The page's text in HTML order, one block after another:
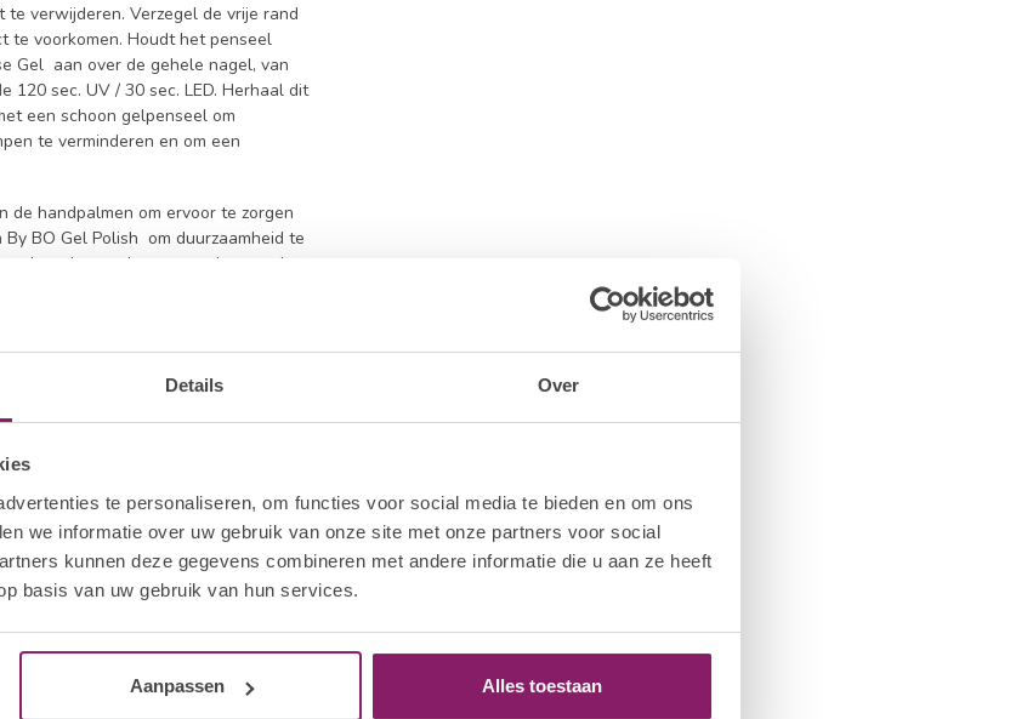
Details Over
te personaliseren, om functies voor social media te bieden en om ons
we informatie over uw gebruik van onze site met onze partners voor social
kunnen deze gegevens combineren met andere informatie die u aan ze heeft
basis van uw gebruik van hun services.
Aanpassen Alles toestaan
verwijderen. Verzegel de vrije rand
te voorkomen. Houdt het penseel
Gel aan over de gehele nagel, van
120 sec. UV / 30 sec. LED. Herhaal dit
een schoon gelpenseel om
te verminderen en om een
de handpalmen om ervoor te zorgen
BO Gel Polish om duurzaamheid te
op de nagel en ga verder naar het
naar de proximale nagelplooi
op de huid komt. Als de gelpolish
van I.Am UV Cleanser en een
uit. Herhaal het proces op de
laag zorgt voor een volledige
gebruikt, kan het nodig zijn om een
is en niet uitloopt in uw Top Gel
By BO Matte Top Gel, veegt u het
de vrije rand van de nagel om
het penseel horizontaal op de
Collection By BO Matte Top Gel
de nagels uit gedurende 120 sec.